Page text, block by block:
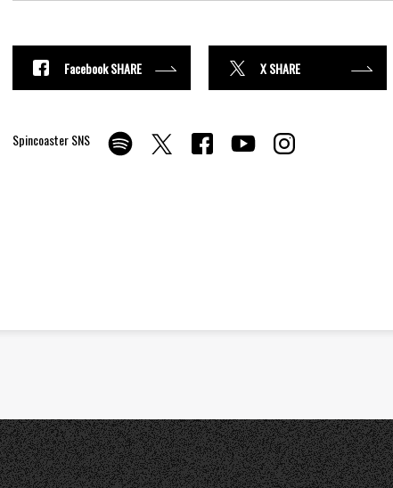
Facebook SHARE X SHARE
Spincoaster SNS